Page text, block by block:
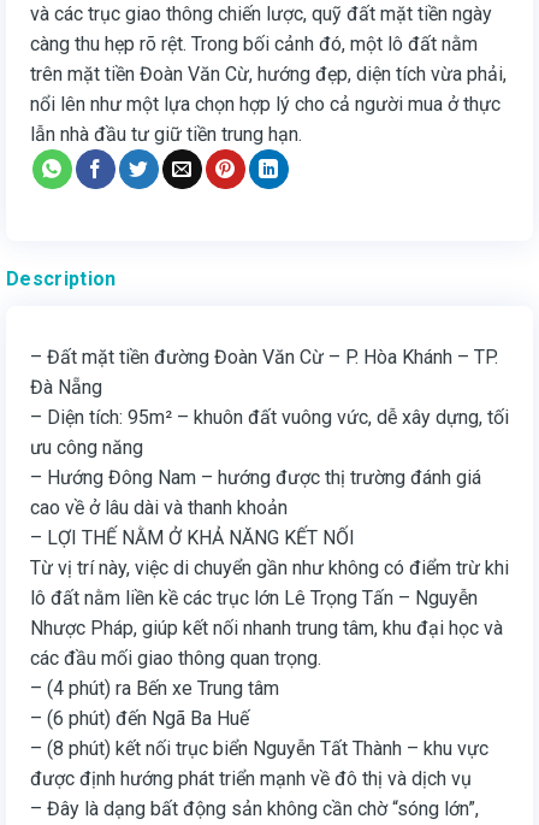
và các trục giao thông chiến lược, quỹ đất mặt tiền ngày
càng thu hẹp rõ rệt. Trong bối cảnh đó, một lô đất nằm
trên mặt tiền Đoàn Văn Cừ, hướng đẹp, diện tích vừa phải,
nổi lên như một lựa chọn hợp lý cho cả người mua ở thực
lẫn nhà đầu tư giữ tiền trung hạn.
Description
– Đất mặt tiền đường Đoàn Văn Cừ – P. Hòa Khánh – TP.
Đà Nẵng
– Diện tích: 95m² – khuôn đất vuông vức, dễ xây dựng, tối
ưu công năng
– Hướng Đông Nam – hướng được thị trường đánh giá
cao về ở lâu dài và thanh khoản
– LỢI THẾ NẰM Ở KHẢ NĂNG KẾT NỐI
Từ vị trí này, việc di chuyển gần như không có điểm trừ khi
lô đất nằm liền kề các trục lớn Lê Trọng Tấn – Nguyễn
Nhược Pháp, giúp kết nối nhanh trung tâm, khu đại học và
các đầu mối giao thông quan trọng.
– (4 phút) ra Bến xe Trung tâm
– (6 phút) đến Ngã Ba Huế
– (8 phút) kết nối trục biển Nguyễn Tất Thành – khu vực
được định hướng phát triển mạnh về đô thị và dịch vụ
– Đây là dạng bất động sản không cần chờ “sóng lớn”,